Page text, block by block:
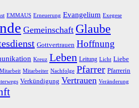
EMMAUS Erneuerung Evangelium Exegese
Gemeinschaft Glaube
Gottvertrauen Hoffnung
Kreuz Leben Leitung Licht Liebe
Mitarbeit Mitarbeiter Nachfolge Pfarrer Pfarrerin
Verkündigung Vertrauen Veränderung